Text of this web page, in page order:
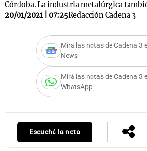
Córdoba. La industria metalúrgica
20/01/2021 | 07:25Redacción Cadena 3
Mirá las notas de Cadena 3
News
Mirá las notas de Cadena 3
WhatsApp
Escuchá la nota